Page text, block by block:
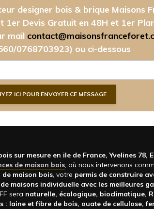
designer bois & brique Maisons
1er Devis Gratuit en 48H et 1er
mail
0768703923) ou ci-dessous
sur mesure en ile de France, Yvelines 78,
de maison bois, où nous intervenons
de maison bois, votre permis de construire
maisons individuelle avec les meilleures
sera naturelle, écologique, bioclimatique,
: laine et fibre de bois, ouate de cellulose,